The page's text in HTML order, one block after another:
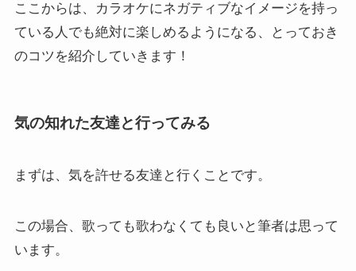
ここからは、カラオケにネガティブなイメージを持っ
ている人でも絶対に楽しめるようになる、とっておき
のコツを紹介していきます！
気の知れた友達と行ってみる
まずは、気を許せる友達と行くことです。
この場合、歌っても歌わなくても良いと筆者は思って
います。